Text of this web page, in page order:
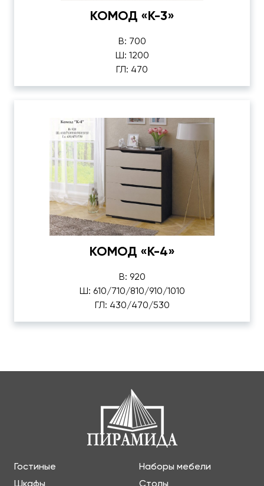
КОМОД «К-3»
В: 700
Ш: 1200
ГЛ: 470
КОМОД «К-4»
В: 920
Ш: 610/710/810/910/1010
ГЛ: 430/470/530
Гостиные
Шкафы
Наборы мебели
Столы